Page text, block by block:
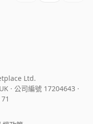
Ltd.
· 公司編號 17204643 ·